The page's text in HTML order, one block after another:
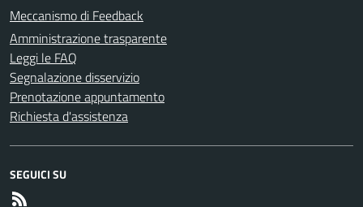
Meccanismo di Feedback
Amministrazione trasparente
Leggi le FAQ
Segnalazione disservizio
Prenotazione appuntamento
Richiesta d'assistenza
SEGUICI SU